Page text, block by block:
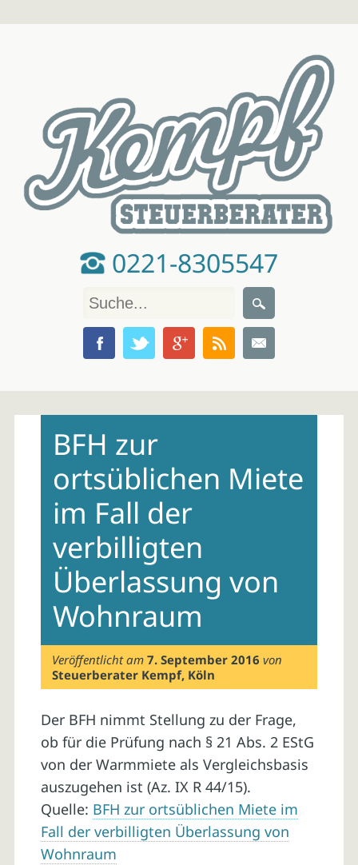
0221-8305547
contentBFH zur
ortsüblichen Miete
im Fall der
verbilligten
Überlassung von
Wohnraum
Veröffentlicht am7. September 2016 von
Steuerberater Kempf, Köln
Der BFH nimmt Stellung zu der Frage,
ob für die Prüfung nach § 21 Abs. 2 EStG
von der Warmmiete als Vergleichsbasis
auszugehen ist (Az. IX R 44/15).
Quelle: BFH zur ortsüblichen Miete im
Fall der verbilligten Überlassung von
Wohnraum